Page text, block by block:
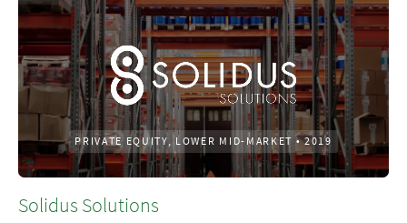
PRIVATE EQUITY, LOWER MID-MARKET • 2019
Solidus Solutions